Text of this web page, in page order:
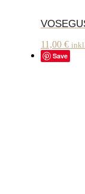
11,00 €
Save